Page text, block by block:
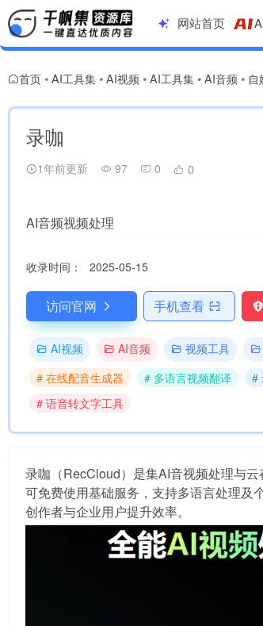
网站首页
首页 • AI工具集 • AI视频 • AI工具集 • AI音频 •
录咖
1年前更新 97 0 0
AI音频视频处理
收录时间： 2025-05-15
访问官网 手机查看
AI视频 AI音频 视频工具
# 在线配音生成器
# 多语言视频翻译 #
# 语音转文字工具
录咖（RecCloud）是集AI音视频处理与
可免费使用基础服务，支持多语言处理及
创作者与企业用户提升效率。